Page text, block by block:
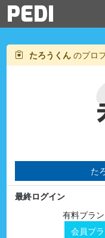
PEDI
たろうくん のプロ
た
最終ログイン
有料プラ
会員プ